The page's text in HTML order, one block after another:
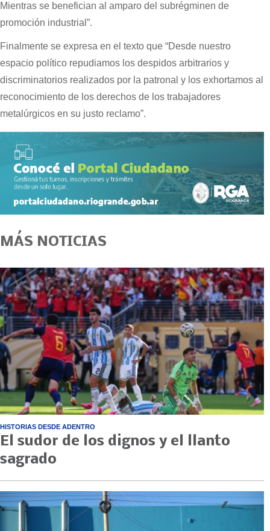
Mientras se benefician al amparo del subrégminen de
promoción industrial”.
Finalmente se expresa en el texto que “Desde nuestro
espacio político repudiamos los despidos arbitrarios y
discriminatorios realizados por la patronal y los exhortamos al
reconocimiento de los derechos de los trabajadores
metalúrgicos en su justo reclamo”.
MÁS NOTICIAS
HISTORIAS DESDE ADENTRO
El sudor de los dignos y el llanto
sagrado